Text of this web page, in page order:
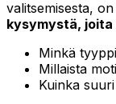
valitsemisesta,
kysymystä,
Minkä
Millaista
Kuinka